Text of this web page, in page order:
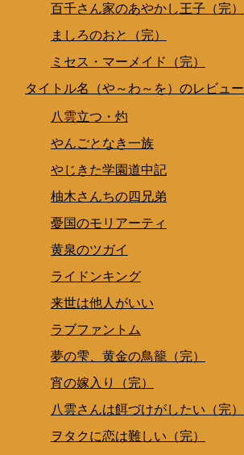
百千さん家のあやかし王子（完）
ましろのおと（完）
ミセス・マーメイド（完）
タイトル名（や～わ～を）のレビュー
八雲立つ・灼
やんごとなき一族
やじきた学園道中記
柚木さんちの四兄弟
憂国のモリアーティ
黄泉のツガイ
ライドンキング
来世は他人がいい
ラブファントム
夢の雫、黄金の鳥籠（完）
宵の嫁入り（完）
八雲さんは餌づけがしたい（完）
ヲタクに恋は難しい（完）